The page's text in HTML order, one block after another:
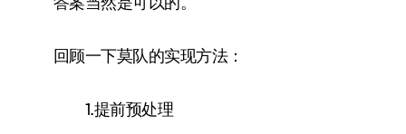
回顾一下莫队的实现方法：
1.提前预处理